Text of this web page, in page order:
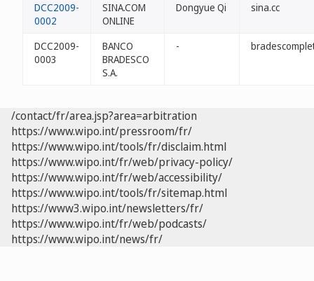
DCC2009-
0002
SINA.COM
ONLINE
Dongyue Qi sina.cc
DCC2009-
0003
BANCO
BRADESCO
S.A.
-
/contact/fr/area.jsp?area=arbitration
https://www.wipo.int/pressroom/fr/
https://www.wipo.int/tools/fr/disclaim.html
https://www.wipo.int/fr/web/privacy-policy/
https://www.wipo.int/fr/web/accessibility/
https://www.wipo.int/tools/fr/sitemap.html
https://www3.wipo.int/newsletters/fr/
https://www.wipo.int/fr/web/podcasts/
https://www.wipo.int/news/fr/